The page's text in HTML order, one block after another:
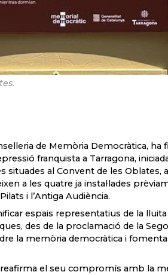
de Memòria Democràtica, ha
franquista a Tarragona,
al Convent de les Oblates,
a les quatre ja instal·lades
i l’Antiga Audiència.
espais representatius de la
des de la proclamació de la
la memòria democràtica i
el seu compromís amb la